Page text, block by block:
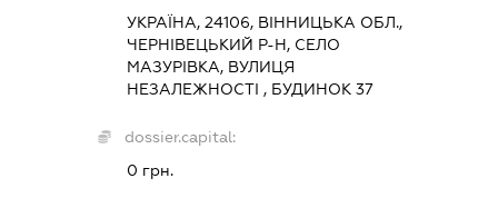
УКРАЇНА, 24106, ВІННИЦЬКА ОБЛ.,
ЧЕРНІВЕЦЬКИЙ Р-Н, СЕЛО
МАЗУРІВКА, ВУЛИЦЯ
НЕЗАЛЕЖНОСТІ , БУДИНОК 37
dossier.capital:
0 грн.